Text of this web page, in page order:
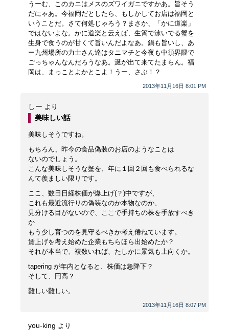
2013年11月16日 8:01 PM
うーむ、このカニはメスのズワイガニですかあ。旨そう
だにゃあ。今福岡だとしたら、もしかしてお店は福岡と
いうことだ。さて何処じゃろう？まさか、「かに道楽」
ではないよな。かに道楽と云えば、生簀で泳いでる蟹を
生身で食うのが甘くて旨いんだよなあ。鍋も旨いし、あ
ー九州場所の力士さん達はタニマチと今夜も中須界隈で
ごっちゃんなんだろうなあ。涎が出て来てたまらん。福
岡は、まっことよかとこよ！うー、さぶ！？
しー より
2013年11月16日 8:07 PM
美味しい話
美味しそうですね。
もちろん、昨今の食品偽装のお店のようなことは
ないのでしょう。
こんな美味しそうな蟹を、年に１回２回も食べられるな
んて羨ましい限りです。
ここ、数日日経株価が爆上げ(？)中ですが、
これも最近流行りの偽装なのか本物なのか、
見分ける目がないので、ここで手持ちの株を手放すべき
か
もう少し育つのを見守るべきか考え倦ねています。
賃上げを考え始めた企業もちらほら出始めたか？
それが本当で、複数いれば、たしかに景気も上向くか。
tapering が年内となると、株価は急降下？
そして、円高？
難しい難しい。
you-king より